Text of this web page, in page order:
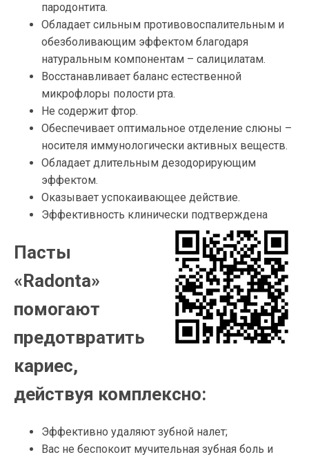
пародонтита.
Обладает сильным противовоспалительным и
обезболивающим эффектом благодаря
натуральным компонентам – салицилатам.
Восстанавливает баланс естественной
микрофлоры полости рта.
Не содержит фтор.
Обеспечивает оптимальное отделение слюны –
носителя иммунологически активных веществ.
Обладает длительным дезодорирующим
эффектом.
Оказывает успокаивающее действие.
Эффективность клинически подтверждена
Пасты
«Radonta»
помогают
предотвратить
кариес,
действуя комплексно:
Эффективно удаляют зубной налет;
Вас не беспокоит мучительная зубная боль и